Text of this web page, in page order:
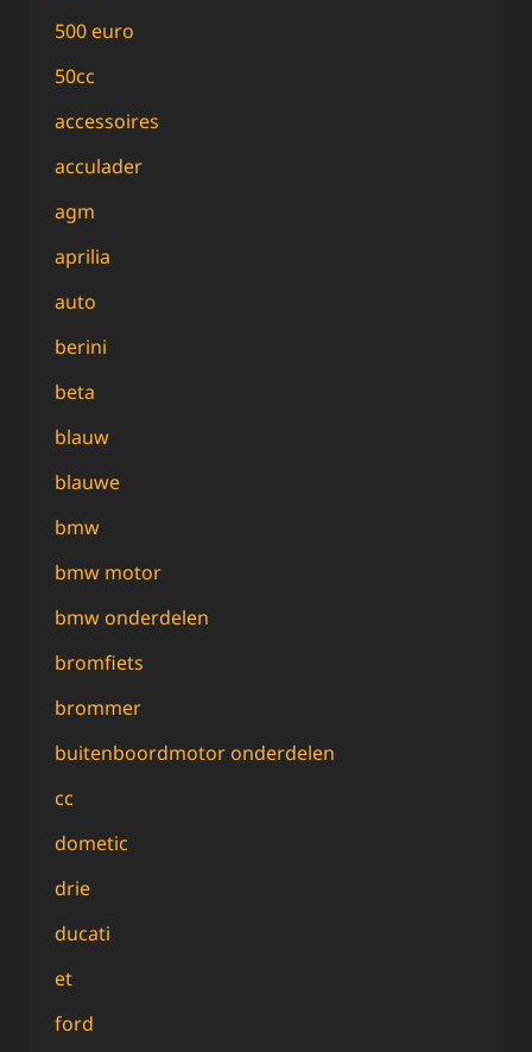
500 euro
50cc
accessoires
acculader
agm
aprilia
auto
berini
beta
blauw
blauwe
bmw
bmw motor
bmw onderdelen
bromfiets
brommer
buitenboordmotor onderdelen
cc
dometic
drie
ducati
et
ford